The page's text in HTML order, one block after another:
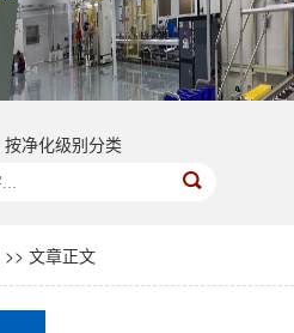
按净化级别分类
>> 文章正文